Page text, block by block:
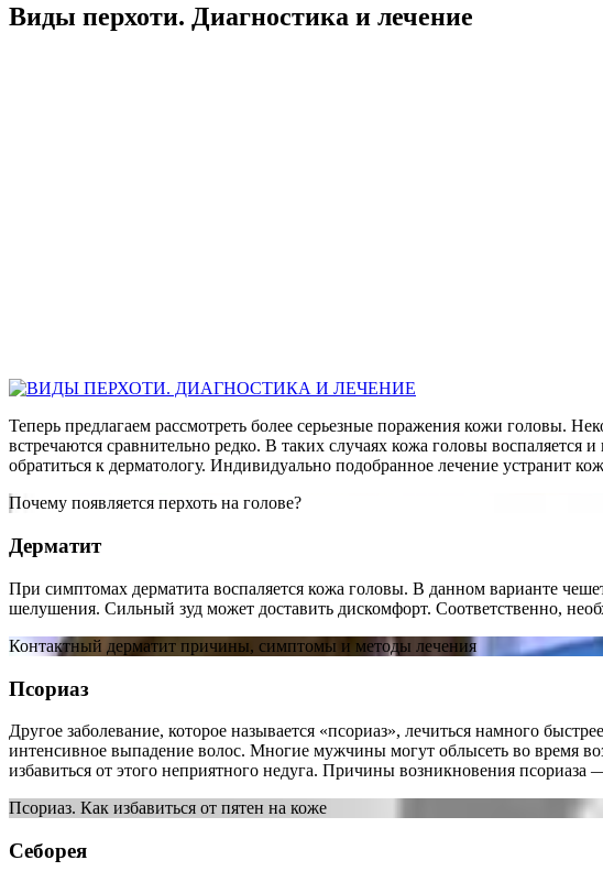
Виды перхоти. Диагностика и лечение
Теперь предлагаем рассмотреть более серьезные поражения кожи головы.
встречаются сравнительно редко. В таких случаях кожа головы
обратиться к дерматологу. Индивидуально подобранное лечение устранит
Почему появляется перхоть на голове?
Дерматит
При симптомах дерматита воспаляется кожа головы. В данном варианте
шелушения. Сильный зуд может доставить дискомфорт. Соответственно,
Контактный дерматит причины, симптомы и методы лечения
Псориаз
Другое заболевание, которое называется «псориаз», лечиться намного
интенсивное выпадение волос. Многие мужчины могут облысеть во время
избавиться от этого неприятного недуга. Причины возникновения псориаза
Псориаз. Как избавиться от пятен на коже
Себорея